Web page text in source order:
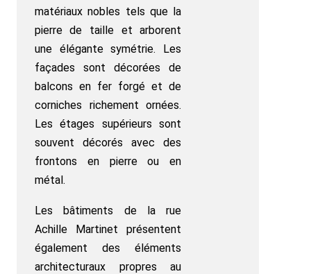
matériaux nobles tels que la
pierre de taille et arborent
une élégante symétrie. Les
façades sont décorées de
balcons en fer forgé et de
corniches richement ornées.
Les étages supérieurs sont
souvent décorés avec des
frontons en pierre ou en
métal.
Les bâtiments de la rue
Achille Martinet présentent
également des éléments
architecturaux propres au